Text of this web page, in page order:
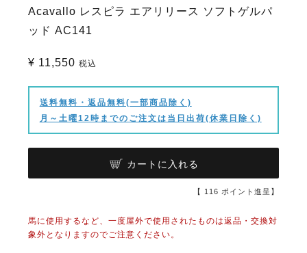
Acavallo レスピラ エアリリース ソフトゲルパ
ッド AC141
¥ 11,550 税込
送料無料・返品無料(一部商品除く)
月～土曜12時までのご注文は当日出荷(休業日除く)
カートに入れる
【 116 ポイント進呈】
馬に使用するなど、一度屋外で使用されたものは返品・交換対
象外となりますのでご注意ください。